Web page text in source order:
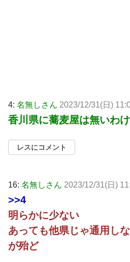
4: 名無しさん 2023/12/31(日)
香川県に蕎麦屋は無いわ
レスにコメント
16: 名無しさん 2023/12/31(日)
>>4
明らかに少ない
あっても他県じゃ通用し
が殆ど